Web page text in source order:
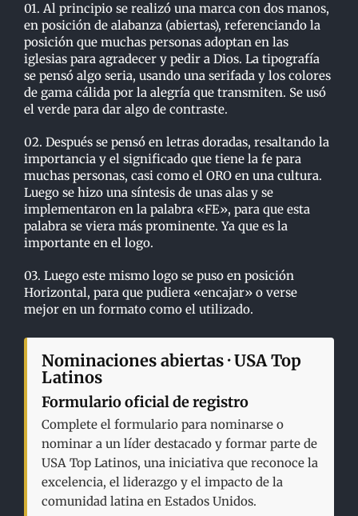
01. Al principio se realizó una marca con dos manos,
en posición de alabanza (abiertas), referenciando la
posición que muchas personas adoptan en las
iglesias para agradecer y pedir a Dios. La tipografía
se pensó algo seria, usando una serifada y los colores
de gama cálida por la alegría que transmiten. Se usó
el verde para dar algo de contraste.
02. Después se pensó en letras doradas, resaltando la
importancia y el significado que tiene la fe para
muchas personas, casi como el ORO en una cultura.
Luego se hizo una síntesis de unas alas y se
implementaron en la palabra «FE», para que esta
palabra se viera más prominente. Ya que es la
importante en el logo.
03. Luego este mismo logo se puso en posición
Horizontal, para que pudiera «encajar» o verse
mejor en un formato como el utilizado.
Nominaciones abiertas · USA Top
Latinos
Formulario oficial de registro
Complete el formulario para nominarse o
nominar a un líder destacado y formar parte de
USA Top Latinos, una iniciativa que reconoce la
excelencia, el liderazgo y el impacto de la
comunidad latina en Estados Unidos.